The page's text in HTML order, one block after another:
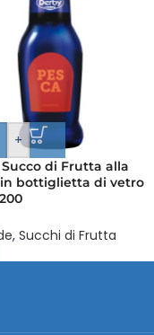
+
di Frutta alla
in bottiglietta di vetro
, Succhi di Frutta